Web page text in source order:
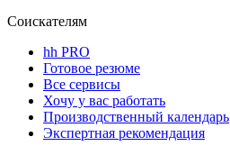
Соискателям
hh PRO
Готовое резюме
Все сервисы
Хочу у вас работать
Производственный календарь
Экспертная рекомендация